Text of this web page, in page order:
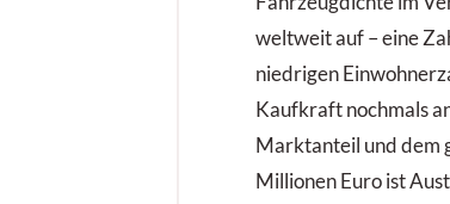
der
weltweit auf – eine
niedrigen
Kaufkraft nochmals
Marktanteil und dem
Millionen Euro ist